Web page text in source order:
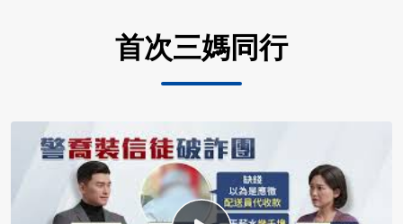
首次三媽同行